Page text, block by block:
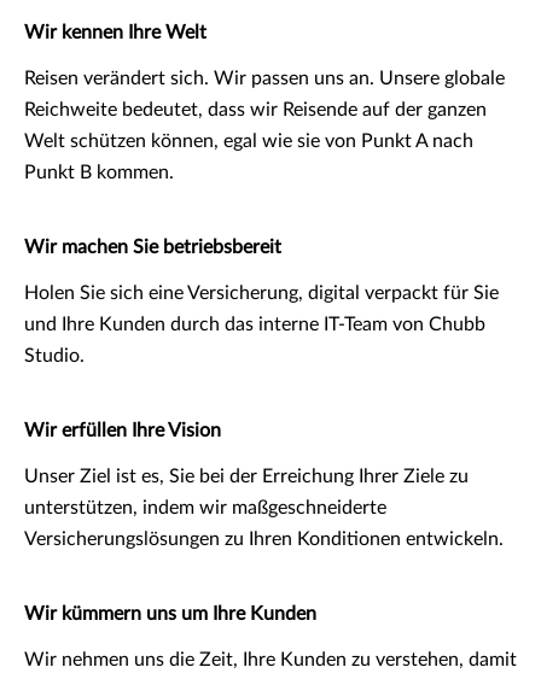
Wir kennen Ihre Welt
Reisen verändert sich. Wir passen uns an. Unsere globale
Reichweite bedeutet, dass wir Reisende auf der ganzen
Welt schützen können, egal wie sie von Punkt A nach
Punkt B kommen.
Wir machen Sie betriebsbereit
Holen Sie sich eine Versicherung, digital verpackt für Sie
und Ihre Kunden durch das interne IT-Team von Chubb
Studio.
Wir erfüllen Ihre Vision
Unser Ziel ist es, Sie bei der Erreichung Ihrer Ziele zu
unterstützen, indem wir maßgeschneiderte
Versicherungslösungen zu Ihren Konditionen entwickeln.
Wir kümmern uns um Ihre Kunden
Wir nehmen uns die Zeit, Ihre Kunden zu verstehen, damit